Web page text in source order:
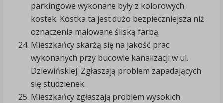
parkingowe wykonane były z kolorowych
kostek. Kostka ta jest dużo bezpieczniejsza niż
oznaczenia malowane śliską farbą.
Mieszkańcy skarżą się na jakość prac
wykonanych przy budowie kanalizacji w ul.
Dziewińskiej. Zgłaszają problem zapadających
się studzienek.
Mieszkańcy zgłaszają problem wysokich